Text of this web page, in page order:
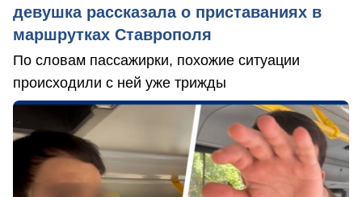
девушка рассказала о приставаниях в
маршрутках Ставрополя
По словам пассажирки, похожие ситуации
происходили с ней уже трижды